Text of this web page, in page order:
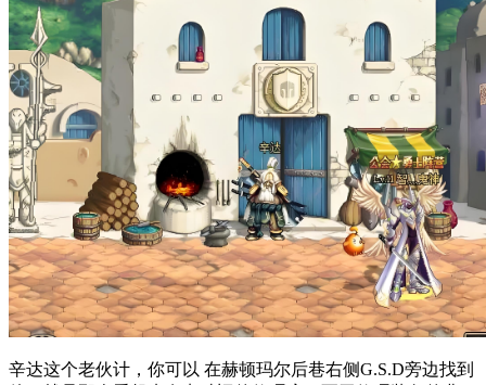
辛达这个老伙计，你可以 在赫顿玛尔后巷右侧G.S.D旁边找到